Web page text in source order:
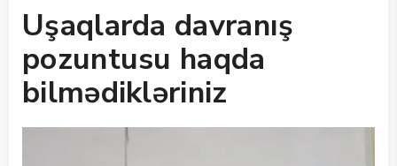
Uşaqlarda davranış
pozuntusu haqda
bilmədikləriniz